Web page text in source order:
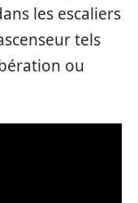
les escaliers
tels
ou